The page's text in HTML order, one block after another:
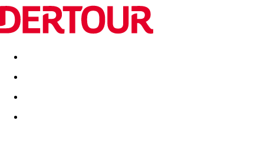
Destinatii Vacanta perfecta OFERTE DE NERATAT